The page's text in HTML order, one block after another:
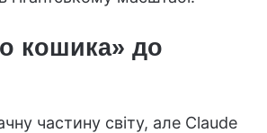
кошика» до
частину світу, але Claude